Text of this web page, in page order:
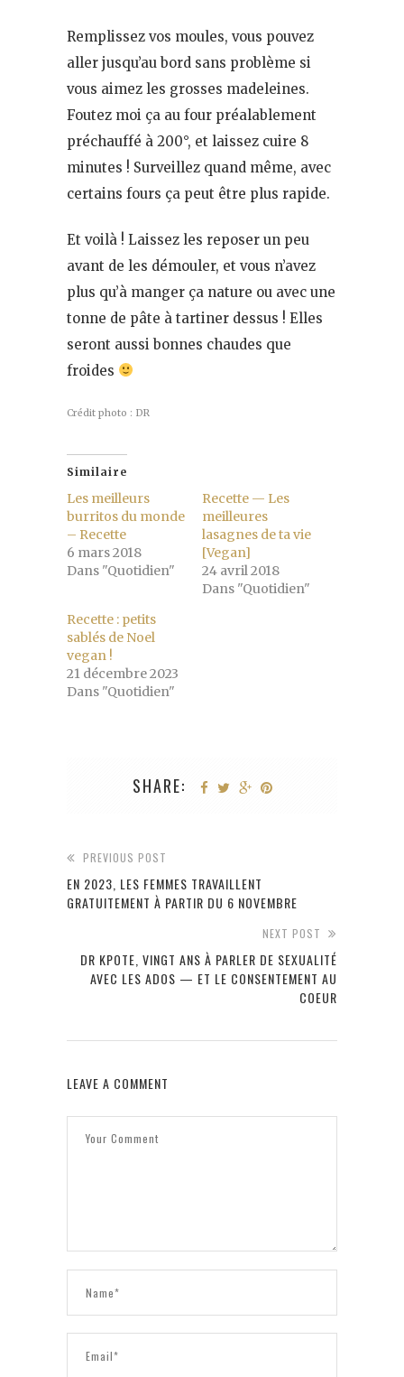
Remplissez vos moules, vous pouvez
aller jusqu’au bord sans problème si
vous aimez les grosses madeleines.
Foutez moi ça au four préalablement
préchauffé à 200°, et laissez cuire 8
minutes ! Surveillez quand même, avec
certains fours ça peut être plus rapide.
Et voilà ! Laissez les reposer un peu
avant de les démouler, et vous n’avez
plus qu’à manger ça nature ou avec une
tonne de pâte à tartiner dessus ! Elles
seront aussi bonnes chaudes que
froides
Crédit photo : DR
Similaire
Les meilleurs
burritos du monde
– Recette
6 mars 2018
Dans "Quotidien"
Recette — Les
meilleures
lasagnes de ta vie
[Vegan]
24 avril 2018
Dans "Quotidien"
Recette : petits
sablés de Noel
vegan !
21 décembre 2023
Dans "Quotidien"
SHARE:
PREVIOUS POST
EN 2023, LES FEMMES TRAVAILLENT
GRATUITEMENT À PARTIR DU 6 NOVEMBRE
NEXT POST
DR KPOTE, VINGT ANS À PARLER DE SEXUALITÉ
AVEC LES ADOS — ET LE CONSENTEMENT AU
COEUR
LEAVE A COMMENT